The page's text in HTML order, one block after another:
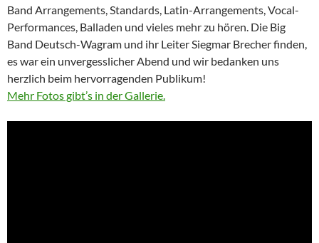
Band Arrangements, Standards, Latin-Arrangements, Vocal-
Performances, Balladen und vieles mehr zu hören. Die Big
Band Deutsch-Wagram und ihr Leiter Siegmar Brecher finden,
es war ein unvergesslicher Abend und wir bedanken uns
herzlich beim hervorragenden Publikum!
Mehr Fotos gibt’s in der Gallerie.